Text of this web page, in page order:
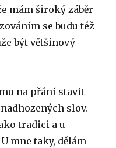
mám široký záběr
se budu též
být většinový
na přání stavit
slov.
tradici a u
mne taky, dělám